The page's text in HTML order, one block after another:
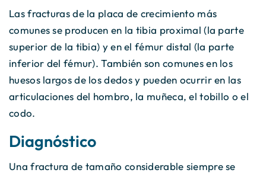
Las fracturas de la placa de crecimiento más
comunes se producen en la tibia proximal (la parte
superior de la tibia) y en el fémur distal (la parte
inferior del fémur). También son comunes en los
huesos largos de los dedos y pueden ocurrir en las
articulaciones del hombro, la muñeca, el tobillo o el
codo.
Diagnóstico
Una fractura de tamaño considerable siempre se